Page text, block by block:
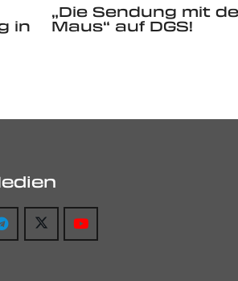
in
„Die Sendung mit
Maus“ auf DGS!